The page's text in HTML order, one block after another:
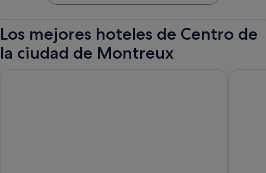
Los mejores hoteles de Centro de
la ciudad de Montreux